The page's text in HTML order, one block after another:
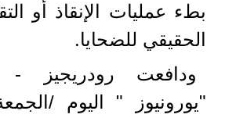
بطء عمليات الإنقاذ أو
الحقيقي للضحايا.
ودافعت رودريجيز -
"يورونيوز " اليوم /